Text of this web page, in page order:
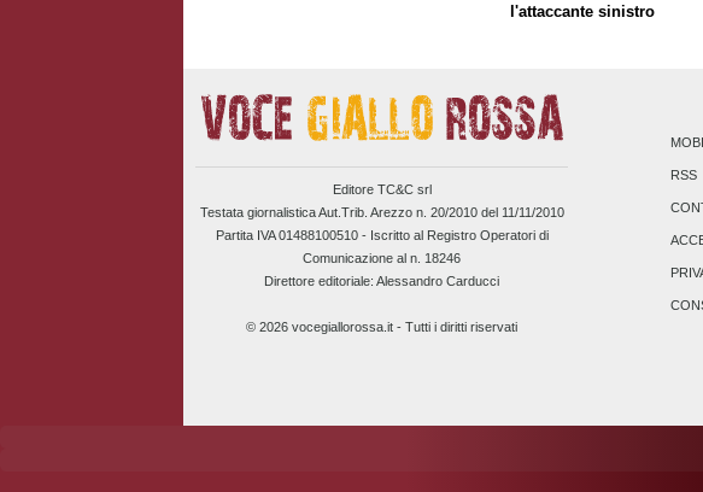
l'attaccante sinistro
Editore TC&C srl
Testata giornalistica Aut.Trib. Arezzo n. 20/2010 del 11/11/2010
Partita IVA 01488100510 - Iscritto al Registro Operatori di
Comunicazione al n. 18246
Direttore editoriale: Alessandro Carducci
© 2026 vocegiallorossa.it - Tutti i diritti riservati
RSS